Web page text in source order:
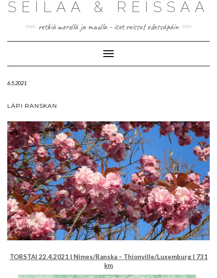
SEILAA & REISSAA
retkiä merellä ja maalla - isot reissut edessäpäin
Toggle
Navigation
6.5.2021
LÄPI RANSKAN
TORSTAI 22.4.2021 | Nimes/Ranska – Thionville/Luxemburg | 731
km